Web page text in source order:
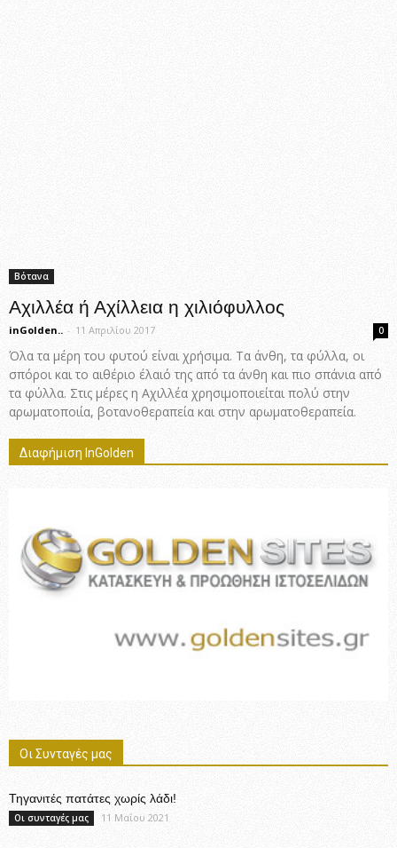
Βότανα
Αχιλλέα ή Αχίλλεια η χιλιόφυλλος
inGolden.. - 11 Απριλίου 2017 0
Όλα τα μέρη του φυτού είναι χρήσιμα. Τα άνθη, τα φύλλα, οι
σπόροι και το αιθέριο έλαιό της από τα άνθη και πιο σπάνια από
τα φύλλα. Στις μέρες η Αχιλλέα χρησιμοποιείται πολύ στην
αρωματοποιία, βοτανοθεραπεία και στην αρωματοθεραπεία.
Διαφήμιση InGolden
Οι Συνταγές μας
Τηγανιτές πατάτες χωρίς λάδι!
Οι συνταγές μας 11 Μαΐου 2021